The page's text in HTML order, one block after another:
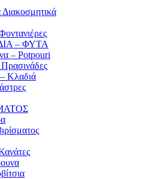
Διακοσμητικά
– ΦΥΤΑ
– Potpouri
Πρασινάδες
Κλαδιά